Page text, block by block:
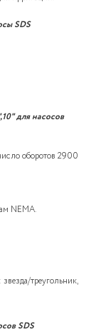
SDS
для насосов
оборотов 2900
NEMA.
треугольник,
SDS